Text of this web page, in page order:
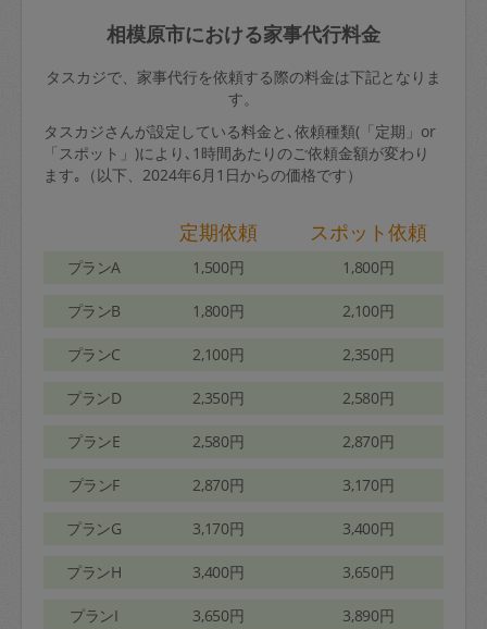
相模原市における家事代行料金
タスカジで、家事代行を依頼する際の料金は下記となりま
す。
タスカジさんが設定している料金と､依頼種類(「定期」or
「スポット」)により､1時間あたりのご依頼金額が変わり
ます｡（以下、2024年6月1日からの価格です）
定期依頼 スポット依頼
プランA 1,500円 1,800円
プランB 1,800円 2,100円
プランC 2,100円 2,350円
プランD 2,350円 2,580円
プランE 2,580円 2,870円
プランF 2,870円 3,170円
プランG 3,170円 3,400円
プランH 3,400円 3,650円
プランI 3,650円 3,890円